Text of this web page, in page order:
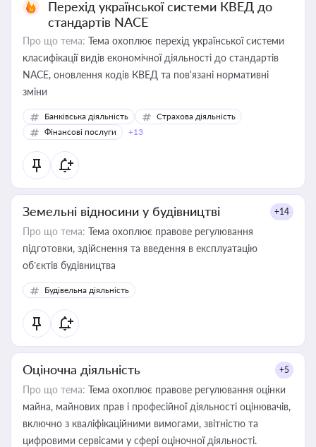
Перехід української системи КВЕД до
стандартів NACE
Про що тема: Тема охоплює перехід української системи
класифікації видів економічної діяльності до стандартів
NACE, оновлення кодів КВЕД та пов'язані нормативні
зміни
Банківська діяльність
Страхова діяльність
Фінансові послуги
+13
Земельні відносини у будівництві +14
Про що тема: Тема охоплює правове регулювання
підготовки, здійснення та введення в експлуатацію
об’єктів будівництва
Будівельна діяльність
Оціночна діяльність +5
Про що тема: Тема охоплює правове регулювання оцінки
майна, майнових прав і професійної діяльності оцінювачів,
включно з кваліфікаційними вимогами, звітністю та
цифровими сервісами у сфері оціночної діяльності.